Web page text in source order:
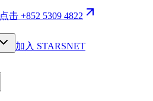
点击 +852 5309 4822
加入 STARSNET